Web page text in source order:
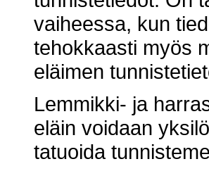
vaiheessa, kun
tehokkaasti myös
eläimen
Lemmikki- ja
eläin voidaan
tatuoida